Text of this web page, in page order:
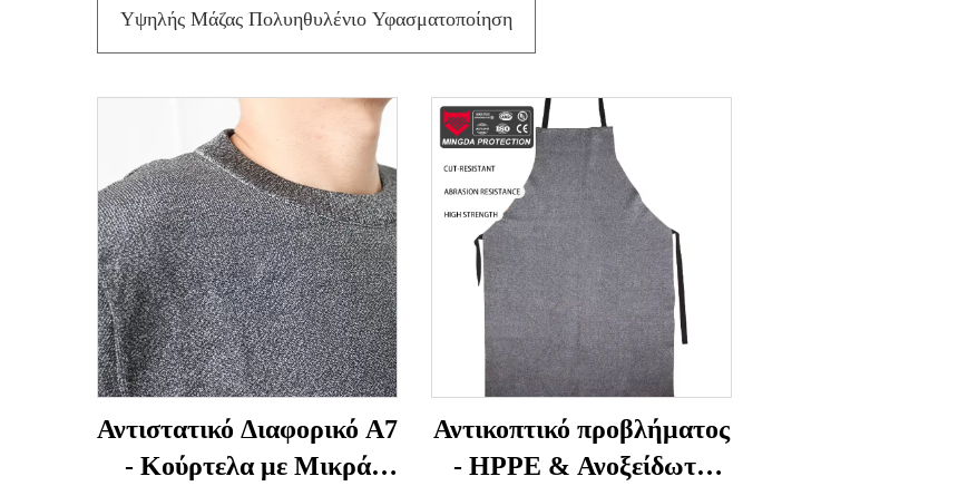
Υψηλής Μάζας Πολυηθυλένιο Υφασματοποίηση
Αντιστατικό Διαφορικό Α7
- Κούρτελα με Μικρά
Αντικοπτικό προβλήματος
- HPPE & Ανοξείδωτο